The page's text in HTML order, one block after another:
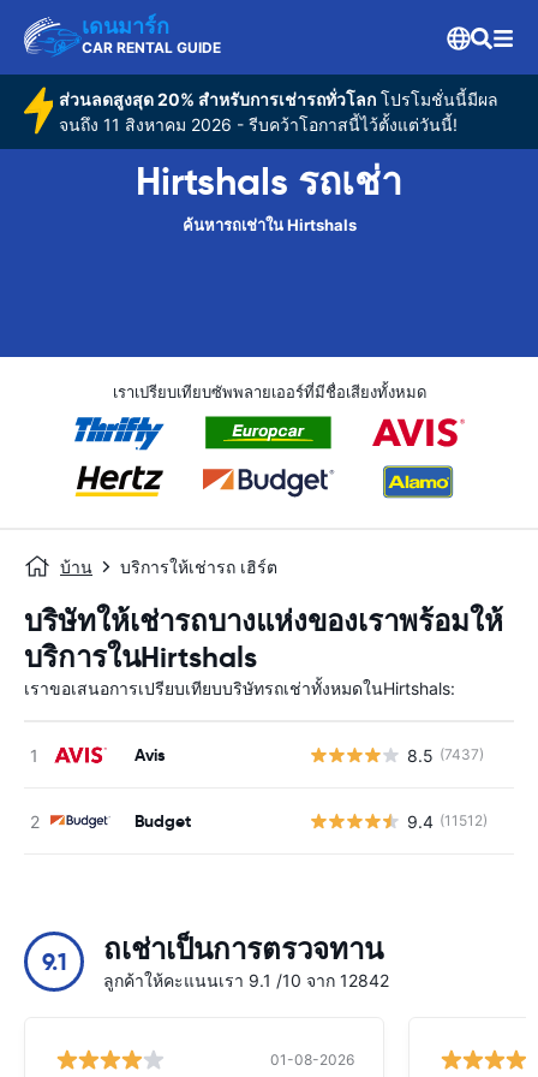
เดนมาร์ก
CAR RENTAL GUIDE
ส่วนลดสูงสุด 20% สำหรับการเช่ารถทั่วโลกโปรโมชั่นนี้มีผล
จนถึง 11 สิงหาคม 2026 - รีบคว้าโอกาสนี้ไว้ตั้งแต่วันนี้!
Hirtshals รถเช่า
ค้นหารถเช่าใน Hirtshals
เราเปรียบเทียบซัพพลายเออร์ที่มีชื่อเสียงทั้งหมด
บ้าน บริการให้เช่ารถ เฮิร์ต
บริษัทให้เช่ารถบางแห่งของเราพร้อมให้
บริการในHirtshals
เราขอเสนอการเปรียบเทียบบริษัทรถเช่าทั้งหมดในHirtshals:
Avis 8.5 (7437)
Budget 9.4 (11512)
9.1 ถเช่าเป็นการตรวจทาน
ลูกค้าให้คะแนนเรา 9.1 /10 จาก 12842
01-08-2026